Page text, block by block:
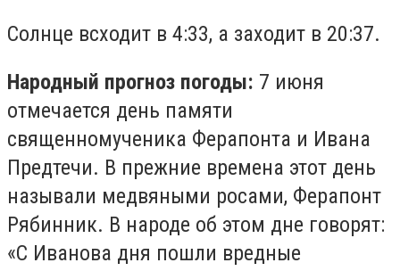
Солнце всходит в 4:33, а заходит в 20:37.
Народный прогноз погоды: 7 июня
отмечается день памяти
священномученика Ферапонта и Ивана
Предтечи. В прежние времена этот день
называли медвяными росами, Ферапонт
Рябинник. В народе об этом дне говорят:
«С Иванова дня пошли вредные